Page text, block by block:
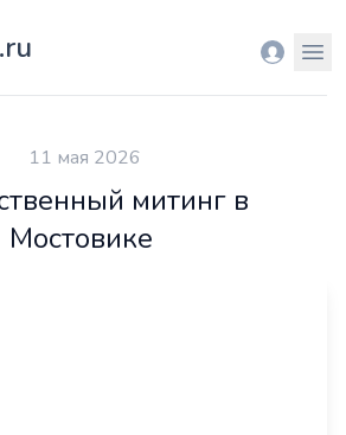
Вход
11 мая 2026
митинг в
Мостовике